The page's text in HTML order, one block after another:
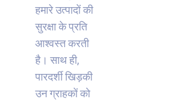
हमारे उत्पादों की
सुरक्षा के प्रति
आश्वस्त करती
है। साथ ही,
पारदर्शी खिड़की
उन ग्राहकों को